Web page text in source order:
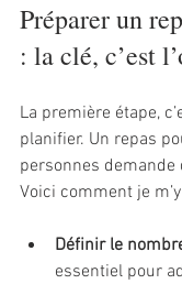
Préparer un
: la clé, c’est
La première étape,
planifier. Un repas
personnes demande
Voici comment je
Définir le
essentiel pour